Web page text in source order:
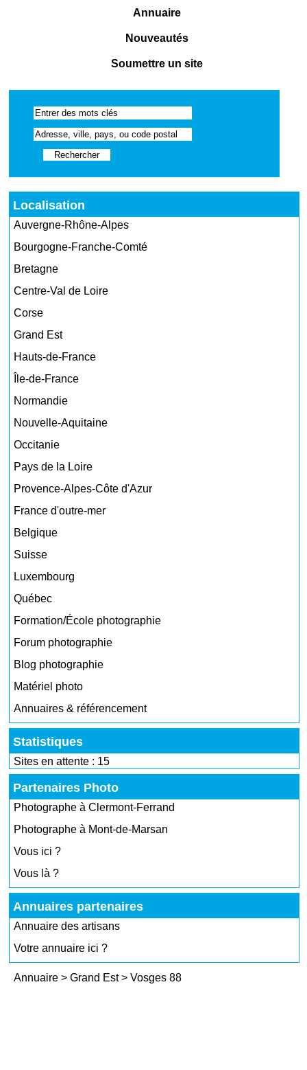
Annuaire
Nouveautés
Soumettre un site
Localisation
Auvergne-Rhône-Alpes
Bourgogne-Franche-Comté
Bretagne
Centre-Val de Loire
Corse
Grand Est
Hauts-de-France
Île-de-France
Normandie
Nouvelle-Aquitaine
Occitanie
Pays de la Loire
Provence-Alpes-Côte d'Azur
France d'outre-mer
Belgique
Suisse
Luxembourg
Québec
Formation/École photographie
Forum photographie
Blog photographie
Matériel photo
Annuaires & référencement
Statistiques
Sites en attente : 15
Partenaires Photo
Photographe à Clermont-Ferrand
Photographe à Mont-de-Marsan
Vous ici ?
Vous là ?
Annuaires partenaires
Annuaire des artisans
Votre annuaire ici ?
Annuaire >Grand Est>Vosges 88